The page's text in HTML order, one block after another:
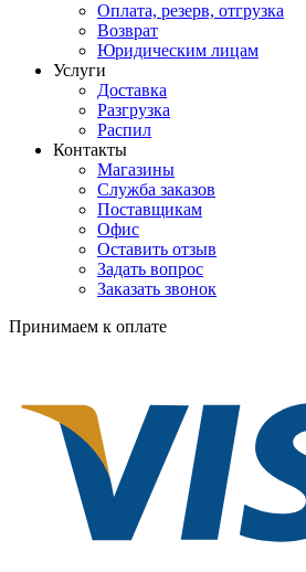
Оплата, резерв, отгрузка
Возврат
Юридическим лицам
Услуги
Доставка
Разгрузка
Распил
Контакты
Магазины
Служба заказов
Поставщикам
Офис
Оставить отзыв
Задать вопрос
Заказать звонок
Принимаем к оплате